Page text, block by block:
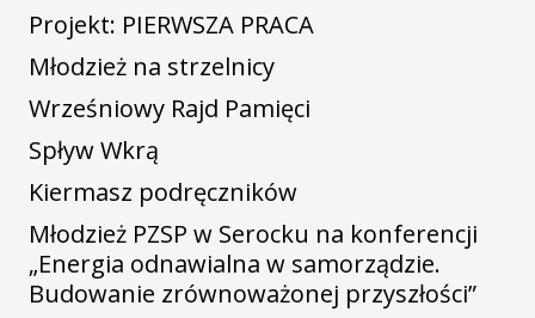
Projekt: PIERWSZA PRACA
Młodzież na strzelnicy
Wrześniowy Rajd Pamięci
Spływ Wkrą
Kiermasz podręczników
Młodzież PZSP w Serocku na konferencji
„Energia odnawialna w samorządzie.
Budowanie zrównoważonej przyszłości”